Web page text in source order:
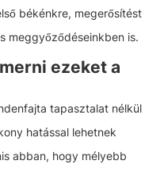
békénkre, megerősítést
meggyőződéseinkben is.
ezeket a
tapasztalat nélkül
hatással lehetnek
abban, hogy mélyebb